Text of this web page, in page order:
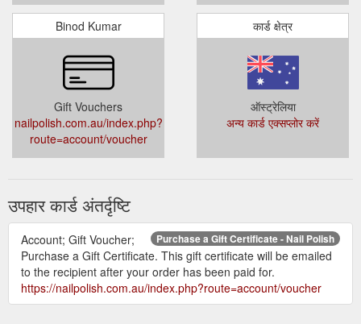
Binod Kumar
Gift Vouchers
nailpolish.com.au/index.php?
route=account/voucher
कार्ड क्षेत्र
ऑस्ट्रेलिया
अन्य कार्ड एक्सप्लोर करें
उपहार कार्ड अंतर्दृष्टि
Purchase a Gift Certificate - Nail Polish
Account; Gift Voucher;
Purchase a Gift Certificate. This gift certificate will be emailed
to the recipient after your order has been paid for.
https://nailpolish.com.au/index.php?route=account/voucher